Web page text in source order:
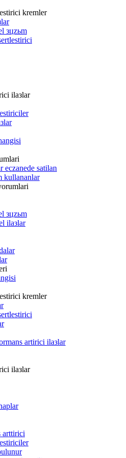
kremler
зцzьm
ilaзlar
eczanede satilan
kullananlar
зцzьm
ilaзlar
kremler
artirici ilaзlar
ilaзlar
arttirici